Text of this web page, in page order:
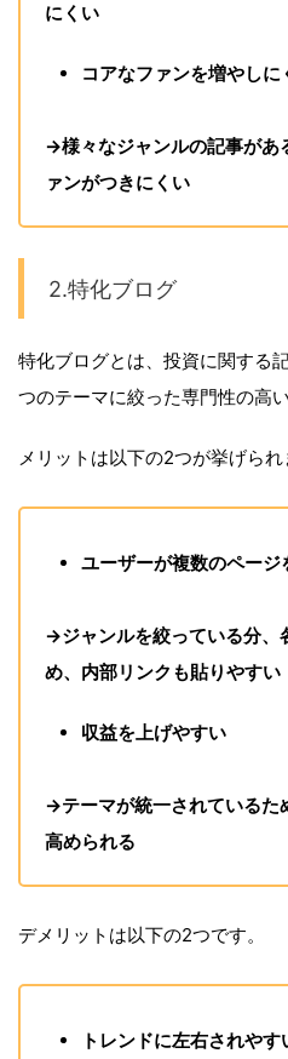
にくい
コアなファンを増やしに
→様々なジャンルの記事があ
ァンがつきにくい
2.特化ブログ
特化ブログとは、投資に関する
つのテーマに絞った専門性の高
メリットは以下の2つが挙げられ
ユーザーが複数のペー
→ジャンルを絞っている分、
め、内部リンクも貼りやすい
収益を上げやすい
→テーマが統一されているた
高められる
デメリットは以下の2つです。
トレンドに左右されやす